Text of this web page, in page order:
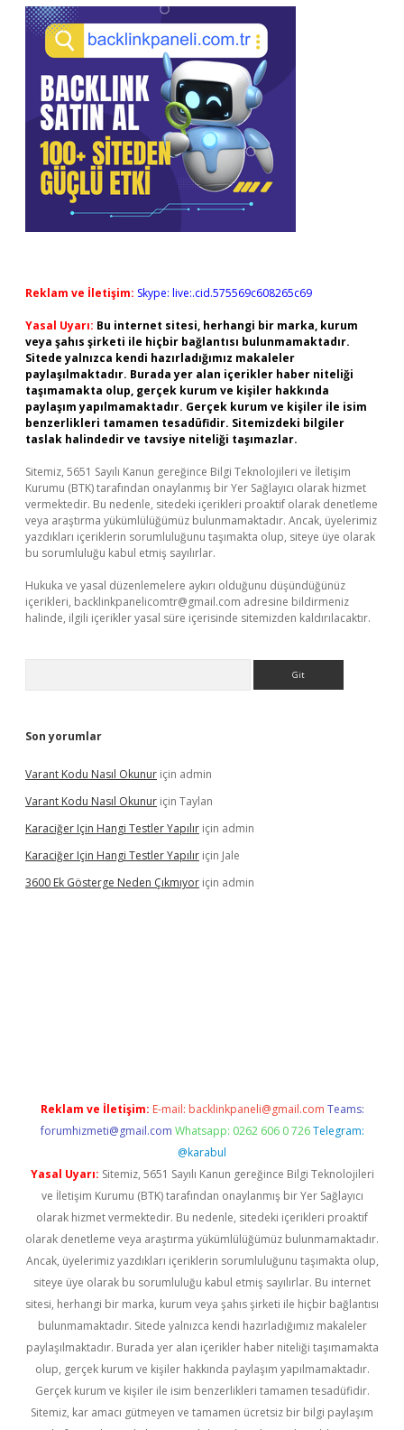
Reklam ve İletişim: Skype: live:.cid.575569c608265c69
Yasal Uyarı: Bu internet sitesi, herhangi bir marka, kurum
veya şahıs şirketi ile hiçbir bağlantısı bulunmamaktadır.
Sitede yalnızca kendi hazırladığımız makaleler
paylaşılmaktadır. Burada yer alan içerikler haber niteliği
taşımamakta olup, gerçek kurum ve kişiler hakkında
paylaşım yapılmamaktadır. Gerçek kurum ve kişiler ile isim
benzerlikleri tamamen tesadüfidir. Sitemizdeki bilgiler
taslak halindedir ve tavsiye niteliği taşımazlar.
Sitemiz, 5651 Sayılı Kanun gereğince Bilgi Teknolojileri ve İletişim
Kurumu (BTK) tarafından onaylanmış bir Yer Sağlayıcı olarak hizmet
vermektedir. Bu nedenle, sitedeki içerikleri proaktif olarak denetleme
veya araştırma yükümlülüğümüz bulunmamaktadır. Ancak, üyelerimiz
yazdıkları içeriklerin sorumluluğunu taşımakta olup, siteye üye olarak
bu sorumluluğu kabul etmiş sayılırlar.
Hukuka ve yasal düzenlemelere aykırı olduğunu düşündüğünüz
içerikleri, backlinkpanelicomtr@gmail.com adresine bildirmeniz
halinde, ilgili içerikler yasal süre içerisinde sitemizden kaldırılacaktır.
Son yorumlar
Varant Kodu Nasıl Okunur için admin
Varant Kodu Nasıl Okunur için Taylan
Karaciğer Için Hangi Testler Yapılır için admin
Karaciğer Için Hangi Testler Yapılır için Jale
3600 Ek Gösterge Neden Çıkmıyor için admin
Reklam ve İletişim: E-mail: backlinkpaneli@gmail.com Teams:
forumhizmeti@gmail.com Whatsapp: 0262 606 0 726 Telegram:
@karabul
Yasal Uyarı: Sitemiz, 5651 Sayılı Kanun gereğince Bilgi Teknolojileri
ve İletişim Kurumu (BTK) tarafından onaylanmış bir Yer Sağlayıcı
olarak hizmet vermektedir. Bu nedenle, sitedeki içerikleri proaktif
olarak denetleme veya araştırma yükümlülüğümüz bulunmamaktadır.
Ancak, üyelerimiz yazdıkları içeriklerin sorumluluğunu taşımakta olup,
siteye üye olarak bu sorumluluğu kabul etmiş sayılırlar. Bu internet
sitesi, herhangi bir marka, kurum veya şahıs şirketi ile hiçbir bağlantısı
bulunmamaktadır. Sitede yalnızca kendi hazırladığımız makaleler
paylaşılmaktadır. Burada yer alan içerikler haber niteliği taşımamakta
olup, gerçek kurum ve kişiler hakkında paylaşım yapılmamaktadır.
Gerçek kurum ve kişiler ile isim benzerlikleri tamamen tesadüfidir.
Sitemiz, kar amacı gütmeyen ve tamamen ücretsiz bir bilgi paylaşım